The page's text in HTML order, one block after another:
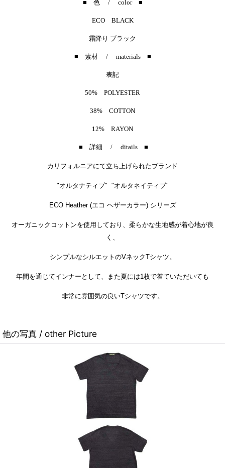
■ 色 / color ■
ECO BLACK
霜降り ブラック
■ 素材 / materials ■
表記
50% POLYESTER
38% COTTON
12% RAYON
■ 詳細 / ditails ■
カリフォルニアにて立ち上げられたブランド
"オルタナティブ" "オルタネイティブ"
ECO Heather (エコ ヘザーカラー) シリーズ
オーガニックコットンを使用しており、 柔らかな生地感が着心地が良
く、
シンプルなシルエットのVネックTシャツ。
年間を通じてインナーとして、また夏には1枚で着ていただいても
非常に雰囲気の良いTシャツです。
他の写真 / other Picture